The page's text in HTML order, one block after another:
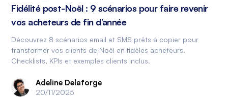
Fidélité post-Noël : 9 scénarios pour faire revenir
vos acheteurs de fin d’année
Découvrez 8 scénarios email et SMS prêts à copier pour
transformer vos clients de Noël en fidèles acheteurs.
Checklists, KPIs et exemples clients inclus.
Adeline Delaforge
20/11/2025